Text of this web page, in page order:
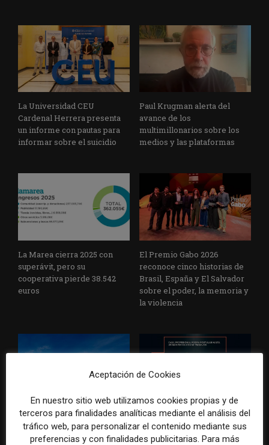
La Universidad CEU
Cardenal Herrera presenta
un informe con pautas para
informar sobre el suicidio
Paul Krugman alerta del
avance de los
multimillonarios sobre los
medios y las plataformas
La Marea cierra 2025 con
superávit, pero su
cooperativa pierde 38.542
euros
El Premio Gabo 2026
reconoce cinco historias de
Brasil, España y El Salvador
sobre el poder, la memoria y
la violencia
Radio Televisión Madrid
establece un sistema de
control para el uso de la
ADEPA crea un premio
especial para la mejor
cobertura periodística del
Aceptación de Cookies
En nuestro sitio web utilizamos cookies propias y de
terceros para finalidades analíticas mediante el análisis del
tráfico web, para personalizar el contenido mediante sus
preferencias y con finalidades publicitarias. Para más